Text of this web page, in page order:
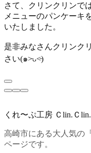
さて、クリンクリンで
メニューのパンケーキ
いたしました。
是非みなさんクリンク
さい(๑˃̵ᴗ˂̵)
くれ〜ぷ工房 Ｃlin.Ｃlin.
高崎市にある大人気の
ページです。